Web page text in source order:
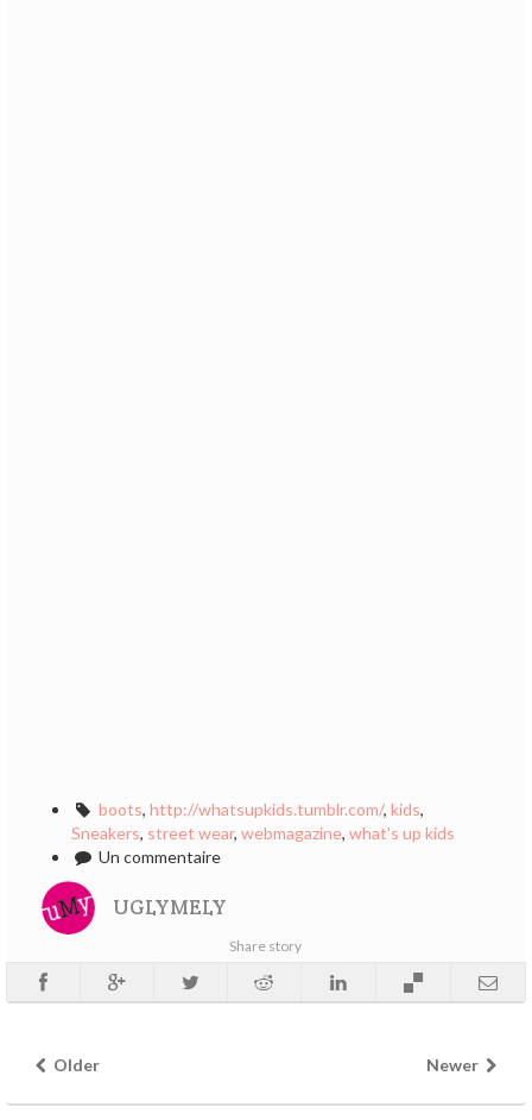
boots, http://whatsupkids.tumblr.com/, kids,
Sneakers, street wear, webmagazine, what's up kids
Un commentaire
UGLYMELY
Share story
Older Newer